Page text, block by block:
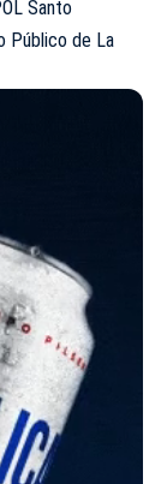
Santo
Público de La